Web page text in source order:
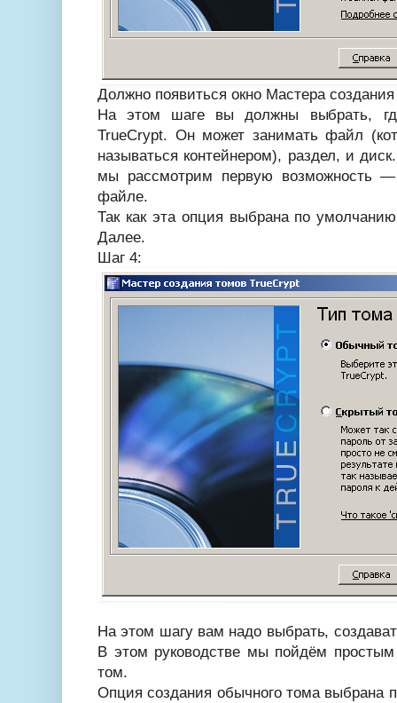
Должно появиться окно Мастера
На этом шаге вы должны выбрать,
TrueCrypt. Он может занимать файл
называться контейнером), раздел, и
мы рассмотрим первую возможность
файле.
Так как эта опция выбрана по
Далее.
Шаг 4:
На этом шагу вам надо выбрать,
В этом руководстве мы пойдём
том.
Опция создания обычного тома выбрана